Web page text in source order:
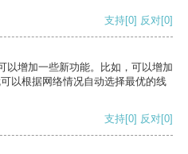
支持[0] 反对[0]
以增加一些新功能。比如，可以增加
以根据网络情况自动选择最优的线
支持[0] 反对[0]